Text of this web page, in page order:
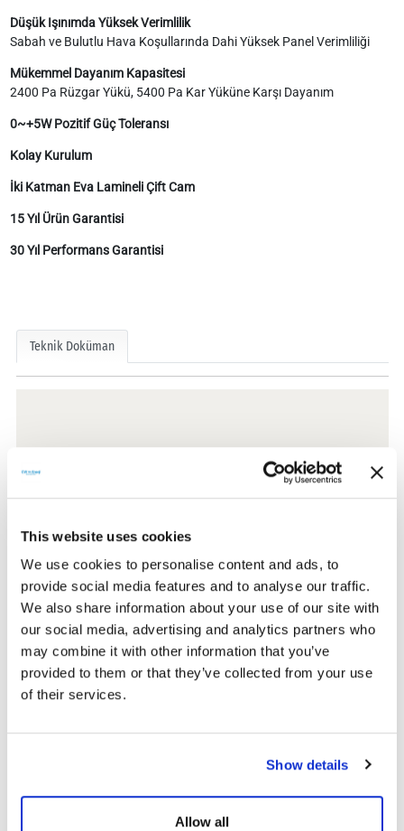
This website uses cookies
We use cookies to personalise content and ads, to
provide social media features and to analyse our traffic.
We also share information about your use of our site with
our social media, advertising and analytics partners who
may combine it with other information that you’ve
provided to them or that they’ve collected from your use
of their services.
Show details
Allow all
Düşük Işınımda Yüksek Verimlilik
Sabah ve Bulutlu Hava Koşullarında Dahi Yüksek Panel Verimliliği
Mükemmel Dayanım Kapasitesi
2400 Pa Rüzgar Yükü, 5400 Pa Kar Yüküne Karşı Dayanım
0~+5W Pozitif Güç Toleransı
Kolay Kurulum
İki Katman Eva Lamineli Çift Cam
15 Yıl Ürün Garantisi
30 Yıl Performans Garantisi
Teknik Doküman
Sertifikalar
CE Belgeleri
Garanti Dokümanları
Bifacial G2G Güneş